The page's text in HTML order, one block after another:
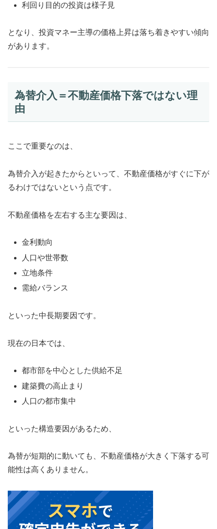
利回り目的の投資は様子見
となり、投資マネー主導の価格上昇は落ち着きやすい傾向
があります。
為替介入＝不動産価格下落ではない理
由
ここで重要なのは、
為替介入が起きたからといって、不動産価格がすぐに下が
るわけではないという点です。
不動産価格を左右する主な要因は、
金利動向
人口や世帯数
立地条件
需給バランス
といった中長期要因です。
現在の日本では、
都市部を中心とした供給不足
建築費の高止まり
人口の都市集中
といった構造要因があるため、
為替が短期的に動いても、不動産価格が大きく下落する可
能性は高くありません。